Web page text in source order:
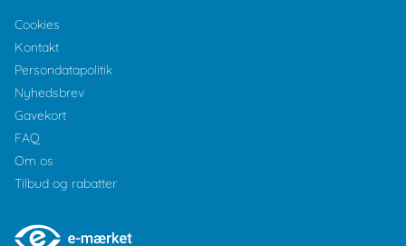
Cookies
Kontakt
Persondatapolitik
Nyhedsbrev
Gavekort
FAQ
Om os
Tilbud og rabatter